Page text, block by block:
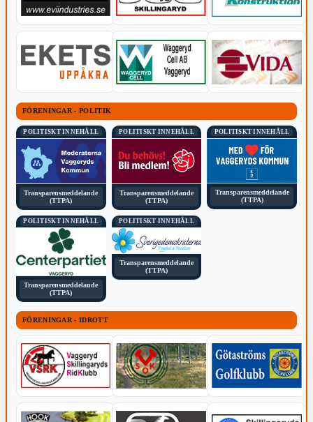
FÖRENINGAR - POLITIK
POLITISKT INNEHÅLL
Transparensmeddelande
(TTPA)
POLITISKT INNEHÅLL
Transparensmeddelande
(TTPA)
POLITISKT INNEHÅLL
Transparensmeddelande
(TTPA)
POLITISKT INNEHÅLL
Transparensmeddelande
(TTPA)
POLITISKT INNEHÅLL
Transparensmeddelande
(TTPA)
FÖRENINGAR - IDROTT